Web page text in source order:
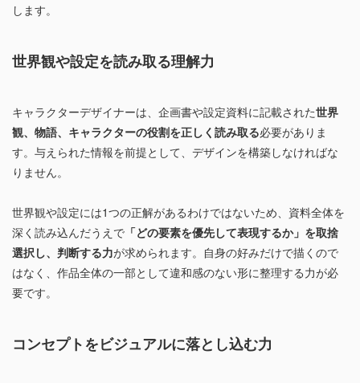
します。
世界観や設定を読み取る理解力
キャラクターデザイナーは、企画書や設定資料に記載された世界
観、物語、キャラクターの役割を正しく読み取る必要がありま
す。与えられた情報を前提として、デザインを構築しなければな
りません。
世界観や設定には1つの正解があるわけではないため、資料全体を
深く読み込んだうえで 「どの要素を優先して表現するか」を取捨
選択し、判断する力が求められます。自身の好みだけで描くので
はなく、作品全体の一部として違和感のない形に整理する力が必
要です。
コンセプトをビジュアルに落とし込む力